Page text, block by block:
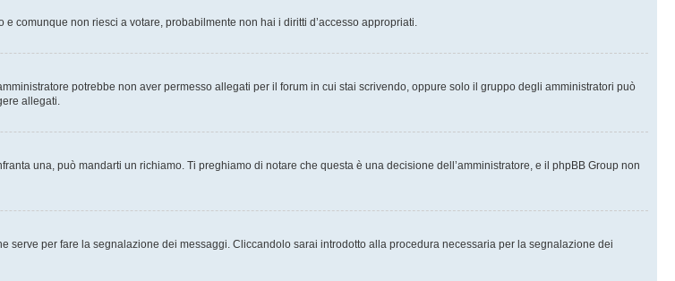
comunque non riesci a votare, probabilmente non hai i diritti d’accesso appropriati.
potrebbe non aver permesso allegati per il forum in cui stai scrivendo, oppure solo il gruppo degli amministratori può
allegati.
una, può mandarti un richiamo. Ti preghiamo di notare che questa è una decisione dell’amministratore, e il phpBB Group non
serve per fare la segnalazione dei messaggi. Cliccandolo sarai introdotto alla procedura necessaria per la segnalazione dei